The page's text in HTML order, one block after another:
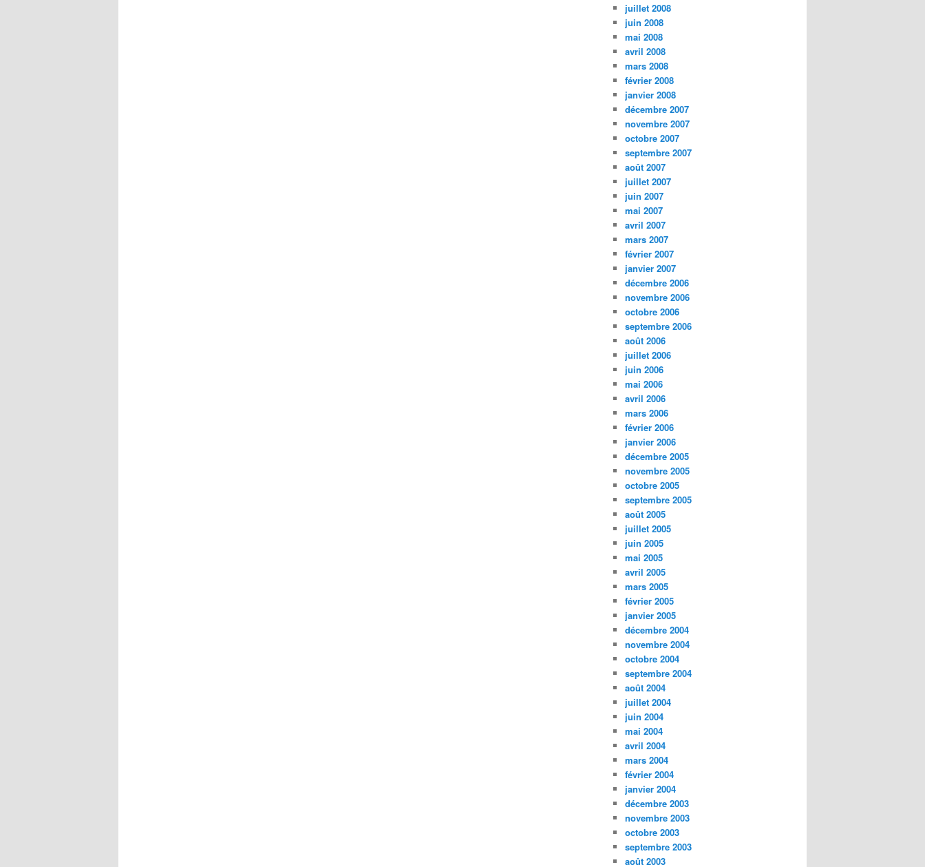
juillet 2008
juin 2008
mai 2008
avril 2008
mars 2008
février 2008
janvier 2008
décembre 2007
novembre 2007
octobre 2007
septembre 2007
août 2007
juillet 2007
juin 2007
mai 2007
avril 2007
mars 2007
février 2007
janvier 2007
décembre 2006
novembre 2006
octobre 2006
septembre 2006
août 2006
juillet 2006
juin 2006
mai 2006
avril 2006
mars 2006
février 2006
janvier 2006
décembre 2005
novembre 2005
octobre 2005
septembre 2005
août 2005
juillet 2005
juin 2005
mai 2005
avril 2005
mars 2005
février 2005
janvier 2005
décembre 2004
novembre 2004
octobre 2004
septembre 2004
août 2004
juillet 2004
juin 2004
mai 2004
avril 2004
mars 2004
février 2004
janvier 2004
décembre 2003
novembre 2003
octobre 2003
septembre 2003
août 2003